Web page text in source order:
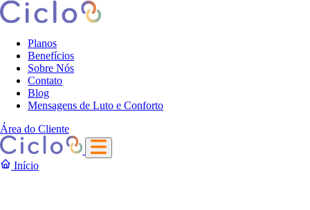
Planos
Benefícios
Sobre Nós
Contato
Blog
Mensagens de Luto e Conforto
Área do Cliente
Início